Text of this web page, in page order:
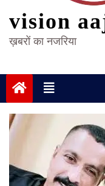
vision
ख़बरों का नजरिया